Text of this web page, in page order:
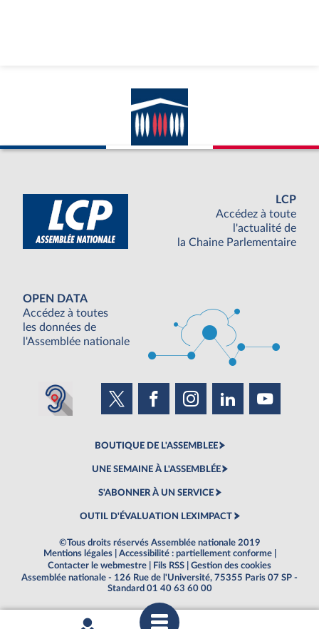
LCP
Accédez à toute
l'actualité de
la Chaine Parlementaire
OPEN DATA
Accédez à toutes
les données de
l'Assemblée nationale
BOUTIQUE DE L'ASSEMBLEE
UNE SEMAINE À L'ASSEMBLÉE
S'ABONNER À UN SERVICE
OUTIL D'ÉVALUATION LEXIMPACT
©Tous droits réservés Assemblée nationale 2019
Mentions légales
Accessibilité : partiellement conforme
Contacter le webmestre
Fils RSS
Gestion des cookies
Assemblée nationale - 126 Rue de l'Université, 75355 Paris 07 SP -
Standard 01 40 63 60 00